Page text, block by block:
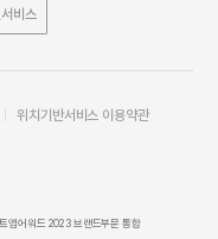
비스
위치기반서비스 이용약관
앱어워드 2023 브랜드부문 통합